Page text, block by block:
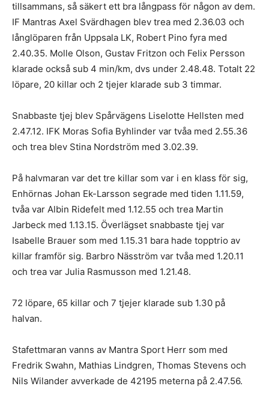
tillsammans, så säkert ett bra långpass för någon av dem.
IF Mantras Axel Svärdhagen blev trea med 2.36.03 och
långlöparen från Uppsala LK, Robert Pino fyra med
2.40.35. Molle Olson, Gustav Fritzon och Felix Persson
klarade också sub 4 min/km, dvs under 2.48.48. Totalt 22
löpare, 20 killar och 2 tjejer klarade sub 3 timmar.
Snabbaste tjej blev Spårvägens Liselotte Hellsten med
2.47.12. IFK Moras Sofia Byhlinder var tvåa med 2.55.36
och trea blev Stina Nordström med 3.02.39.
På halvmaran var det tre killar som var i en klass för sig,
Enhörnas Johan Ek-Larsson segrade med tiden 1.11.59,
tvåa var Albin Ridefelt med 1.12.55 och trea Martin
Jarbeck med 1.13.15. Överlägset snabbaste tjej var
Isabelle Brauer som med 1.15.31 bara hade topptrio av
killar framför sig. Barbro Näsström var tvåa med 1.20.11
och trea var Julia Rasmusson med 1.21.48.
72 löpare, 65 killar och 7 tjejer klarade sub 1.30 på
halvan.
Stafettmaran vanns av Mantra Sport Herr som med
Fredrik Swahn, Mathias Lindgren, Thomas Stevens och
Nils Wilander avverkade de 42195 meterna på 2.47.56.